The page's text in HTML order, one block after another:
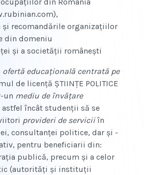
din România
şi recomandările organizaţiilor
din domeniu
şi a societăţii româneşti
ofertă educaţională centrată pe
de licenţă ŞTIINŢE POLITICE
un mediu de învăţare
astfel încât studenţii să se
provideri de serviciiîn
consultanţei politice, dar şi
pentru beneficiarii din:
publică, precum şi a celor
(autorităţi şi instituţii